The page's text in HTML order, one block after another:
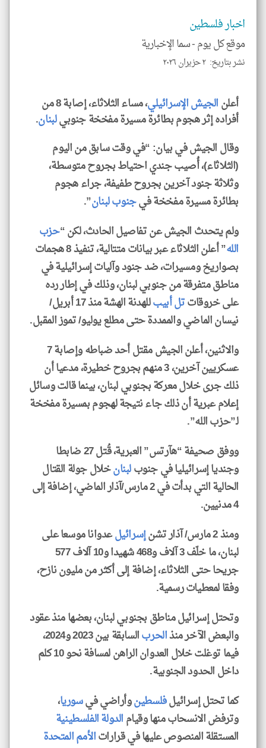
اخبار فلسطين
موقع كل يوم -سما الإخبارية
نشر بتاريخ: ٢ حزيران ٢٠٢٦
أعلنالجيش الإسرائيلي
، مساء الثلاثاء، إصابة 8 من
أفراده إثر هجوم بطائرة مسيرة مفخخة جنوبيلبنان.
وقال الجيش في بيان: “في وقت سابق من اليوم
(الثلاثاء)، أُصيب جندي احتياط بجروح متوسطة،
وثلاثة جنود آخرين بجروح طفيفة، جراء هجوم
بطائرة مسيرة مفخخة فيجنوب لبنان”.
ولم يتحدث الجيش عن تفاصيل الحادث، لكن “حزب
الله
” أعلن الثلاثاء عبر بيانات متتالية، تنفيذ 8 هجمات
بصواريخ ومسيرات، ضد جنود وآليات إسرائيلية في
مناطق متفرقة من جنوبي لبنان، وذلك في إطار رده
على خروقاتتل أبيب
للهدنة الهشة منذ 17 أبريل/
نيسان الماضي والممددة حتى مطلع يوليو/ تموز المقبل.
والاثنين، أعلن الجيش مقتل أحد ضباطه وإصابة 7
عسكريين آخرين، 3 منهم بجروح خطيرة، مدعيا أن
ذلك جرى خلال معركة بجنوبي لبنان، بينما قالت وسائل
إعلام عبرية أن ذلك جاء نتيجة لهجوم بمسيرة مفخخة
لـ”حزب الله”.
ووفق صحيفة “هآرتس” العبرية، قُتل 27 ضابطا
وجنديا إسرائيليا في جنوبلبنانخلال جولة القتال
الحالية التي بدأت في 2 مارس/آذار الماضي، إضافة إلى
4 مدنيين.
ومنذ 2 مارس/ آذار تشن
إسرائيلعدوانا موسعا على
لبنان، ما خلّف 3 آلاف و468 شهيدا و10 آلاف 577
جريحا حتى الثلاثاء، إضافة إلى أكثر من مليون نازح،
وفقا لمعطيات رسمية.
وتحتل إسرائيل مناطق بجنوبي لبنان، بعضها منذ عقود
والبعض الآخر منذالحرب
السابقة بين 2023 و2024،
فيما توغلت خلال العدوان الراهن لمسافة نحو 10 كلم
داخل الحدود الجنوبية.
كما تحتل إسرائيلفلسطينوأراضي فيسوريا،
وترفض الانسحاب منها وقيامالدولة الفلسطينية
المستقلة المنصوص عليها في قراراتالأمم المتحدة
klyoum.com